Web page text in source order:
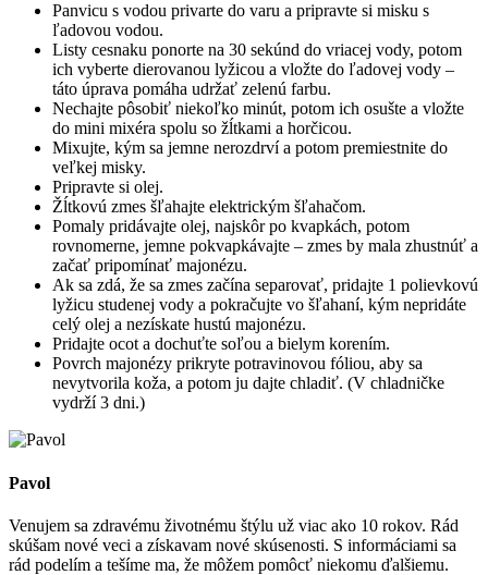
Panvicu s vodou privarte do varu a pripravte si misku s
ľadovou vodou.
Listy cesnaku ponorte na 30 sekúnd do vriacej vody, potom
ich vyberte dierovanou lyžicou a vložte do ľadovej vody –
táto úprava pomáha udržať zelenú farbu.
Nechajte pôsobiť niekoľko minút, potom ich osušte a vložte
do mini mixéra spolu so žĺtkami a horčicou.
Mixujte, kým sa jemne nerozdrví a potom premiestnite do
veľkej misky.
Pripravte si olej.
Žĺtkovú zmes šľahajte elektrickým šľahačom.
Pomaly pridávajte olej, najskôr po kvapkách, potom
rovnomerne, jemne pokvapkávajte – zmes by mala zhustnúť a
začať pripomínať majonézu.
Ak sa zdá, že sa zmes začína separovať, pridajte 1 polievkovú
lyžicu studenej vody a pokračujte vo šľahaní, kým nepridáte
celý olej a nezískate hustú majonézu.
Pridajte ocot a dochuťte soľou a bielym korením.
Povrch majonézy prikryte potravinovou fóliou, aby sa
nevytvorila koža, a potom ju dajte chladiť. (V chladničke
vydrží 3 dni.)
Pavol
Venujem sa zdravému životnému štýlu už viac ako 10 rokov. Rád
skúšam nové veci a získavam nové skúsenosti. S informáciami sa
rád podelím a tešíme ma, že môžem pomôcť niekomu ďalšiemu.